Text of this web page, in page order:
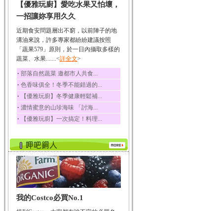
韭菜所含的膳食纖維能
幫助消化與通便；揮...
冬瓜
冬瓜營養價值高，鈉含
量極低是水腫病人的...
豆豉
豆豉裡頭含有營養的蛋
白質、脂肪、鈣、磷...
榛果
榛果裡所含的營養素有
蛋白質、脂肪、醣類...
迷迭香
酸、迷迭香酸、植物...
咖啡
咖啡中的咖啡因會刺激
中樞神經系統，特別...
椰子
椰子含有糖類、脂肪、
【優雅玩廚】愛吃水果又怕壞，
一招讓妳享用久久
近期食安問題層出不窮，以前陣子的地
溝油來說，許多專家都紛紛建議按照
「蔬果579」原則，於一日內攝取多樣的
蔬菜、水果.......<詳全文>
‧ 部落自然蔬菜 邀都市人共食...
‧ 色香味俱全！冬季不能錯過的...
‧ 【優雅玩廚】冬季健康輕鬆補...
‧ 濃情蜜意的山珍海味 「討海...
‧ 【優雅玩廚】一次搞定！料理...
我的Costco必買No.1